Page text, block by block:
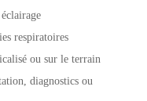
respiratoires
ou sur le terrain
diagnostics ou